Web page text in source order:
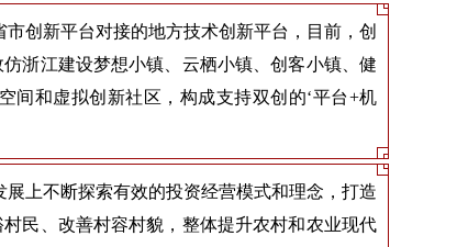
创新平台对接的地方技术创新平台，目前，创
浙江建设梦想小镇、云栖小镇、创客小镇、健
间和虚拟创新社区，构成支持双创的‘平台+机
上不断探索有效的投资经营模式和理念，打造
民、改善村容村貌，整体提升农村和农业现代